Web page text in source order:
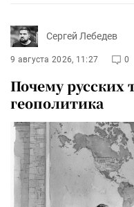
Сергей Лебедев
9 августа 2026, 11:27 0
Почему русских
геополитика